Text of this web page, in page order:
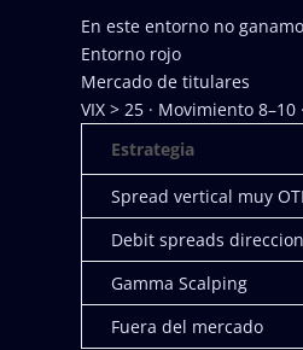
En este entorno no
Entorno rojo
Mercado de titulares
VIX > 25 · Movimiento
Estrategia
Spread vertical muy
Debit spreads
Gamma Scalping
Fuera del mercado